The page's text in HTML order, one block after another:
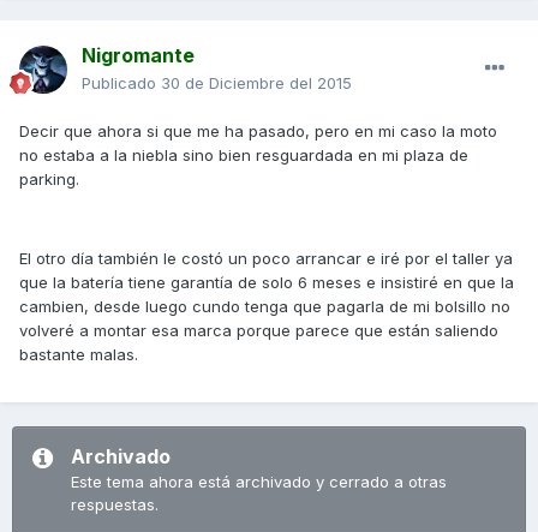
Nigromante
Publicado 30 de Diciembre del 2015
Decir que ahora si que me ha pasado, pero en mi caso la moto
no estaba a la niebla sino bien resguardada en mi plaza de
parking.
El otro día también le costó un poco arrancar e iré por el taller ya
que la batería tiene garantía de solo 6 meses e insistiré en que la
cambien, desde luego cundo tenga que pagarla de mi bolsillo no
volveré a montar esa marca porque parece que están saliendo
bastante malas.
Archivado
Este tema ahora está archivado y cerrado a otras
respuestas.